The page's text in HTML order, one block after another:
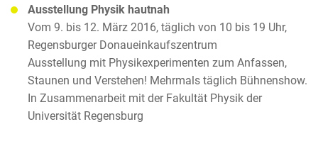
Ausstellung Physik hautnah
Vom 9. bis 12. März 2016, täglich von 10 bis 19 Uhr,
Regensburger Donaueinkaufszentrum
Ausstellung mit Physikexperimenten zum Anfassen,
Staunen und Verstehen! Mehrmals täglich Bühnenshow.
In Zusammenarbeit mit der Fakultät Physik der
Universität Regensburg